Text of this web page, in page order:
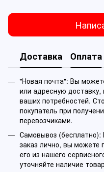
Доставка Оплата
"Новая почта": Вы
или адресную
ваших потребностей.
покупатель при
перевозчиками.
Самовывоз (бесплатно):
заказ лично, вы можете
его из нашего
уточняйте наличие